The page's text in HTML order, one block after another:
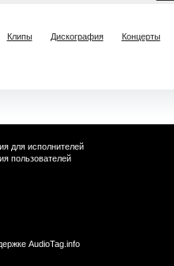
Клипы Дискография Концерты
для исполнителей
пользователей
AudioTag.info